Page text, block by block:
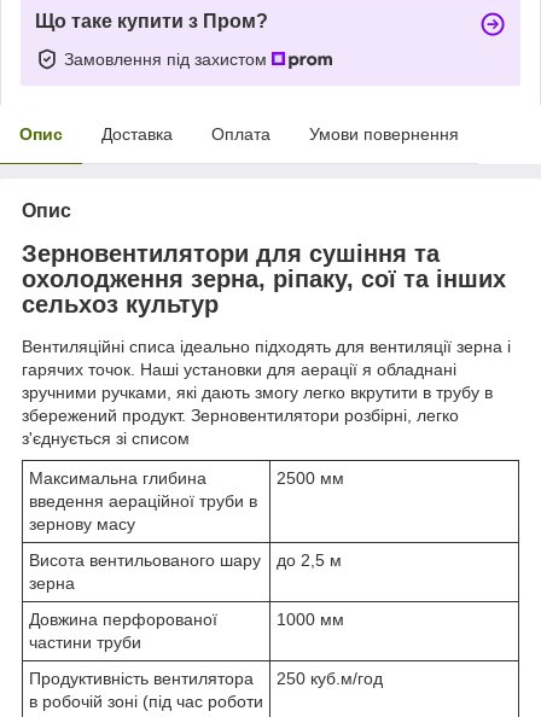
Що таке купити з Пром?
Замовлення під захистом
Опис Доставка Оплата Умови повернення
Опис
Зерновентилятори для сушіння та
охолодження зерна, ріпаку, сої та інших
сельхоз культур
Вентиляційні списа ідеально підходять для вентиляції зерна і
гарячих точок. Наші установки для аерації я обладнані
зручними ручками, які дають змогу легко вкрутити в трубу в
збережений продукт. Зерновентилятори розбірні, легко
з'єднується зі списом
Максимальна глибина
введення аераційної труби в
зернову масу
2500 мм
Висота вентильованого шару
зерна
до 2,5 м
Довжина перфорованої
частини труби
1000 мм
Продуктивність вентилятора
в робочій зоні (під час роботи
250 куб.м/год